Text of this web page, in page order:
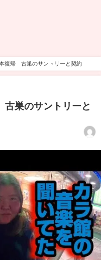
復帰 古巣のサントリーと契約
巣のサントリーと